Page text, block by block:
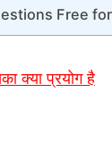
Free
क्या प्रयोग है